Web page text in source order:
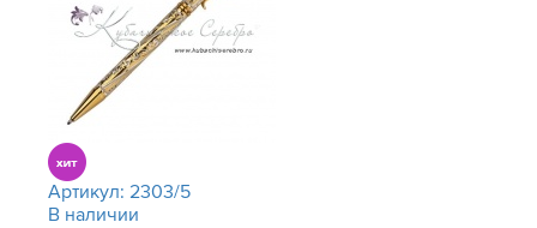
Артикул: 2303/5
В наличии